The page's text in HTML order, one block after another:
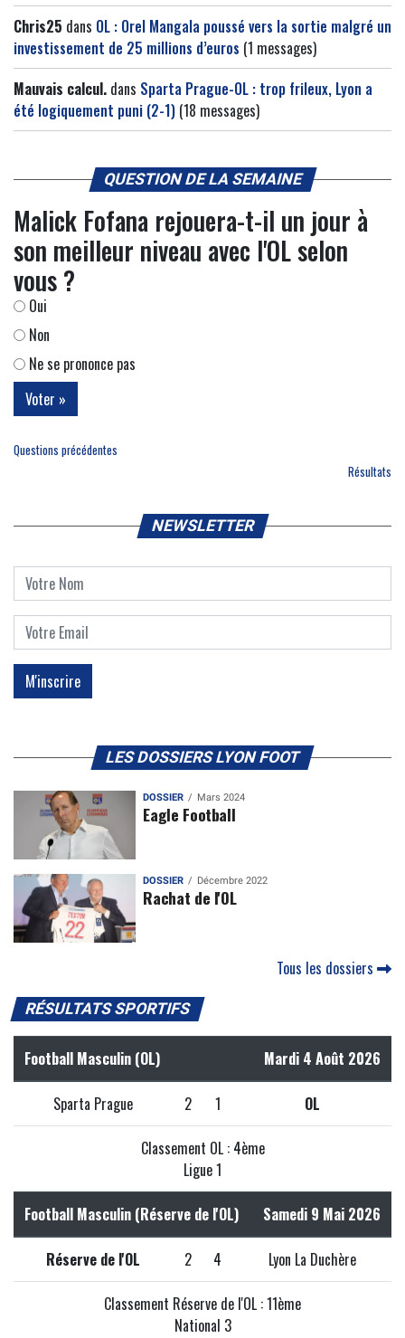
Chris25 dans OL : Orel Mangala poussé vers la sortie malgré un
investissement de 25 millions d’euros (1 messages)
Mauvais calcul. dans Sparta Prague-OL : trop frileux, Lyon a
été logiquement puni (2-1) (18 messages)
QUESTION DE LA SEMAINE
Malick Fofana rejouera-t-il un jour à
son meilleur niveau avec l'OL selon
vous ?
Oui
Non
Ne se prononce pas
Questions précédentes
Résultats
NEWSLETTER
LES DOSSIERS LYON FOOT
DOSSIER Mars 2024
Eagle Football
DOSSIER Décembre 2022
Rachat de l'OL
Tous les dossiers
RÉSULTATS SPORTIFS
Football Masculin (OL) Mardi 4 Août 2026
Sparta Prague 2 1 OL
Classement OL : 4ème
Ligue 1
Football Masculin (Réserve de l'OL) Samedi 9 Mai 2026
Réserve de l'OL 2 4 Lyon La Duchère
Classement Réserve de l'OL : 11ème
National 3